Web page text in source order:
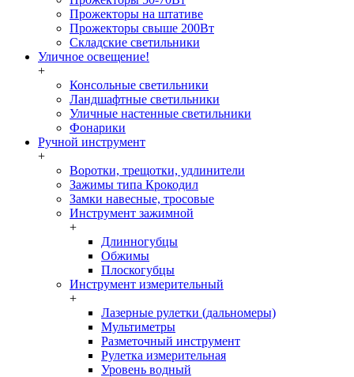
Прожекторы на штативе
Прожекторы свыше 200Вт
Складские светильники
Уличное освещение!
+
Консольные светильники
Ландшафтные светильники
Уличные настенные светильники
Фонарики
Ручной инструмент
+
Воротки, трещотки, удлинители
Зажимы типа Крокодил
Замки навесные, тросовые
Инструмент зажимной
+
Длинногубцы
Обжимы
Плоскогубцы
Инструмент измерительный
+
Лазерные рулетки (дальномеры)
Мультиметры
Разметочный инструмент
Рулетка измерительная
Уровень водный